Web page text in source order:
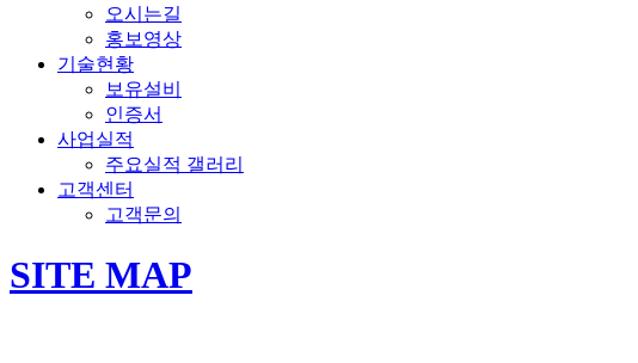
오시는길
홍보영상
기술현황
보유설비
인증서
사업실적
주요실적 갤러리
고객센터
고객문의
SITE MAP